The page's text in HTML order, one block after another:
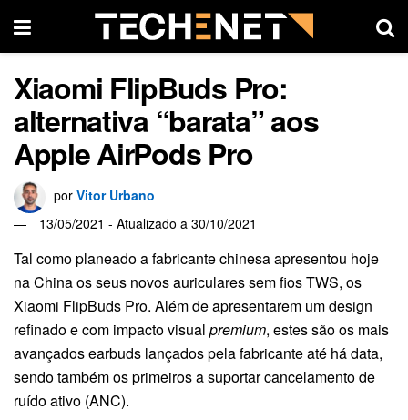
Xiaomi FlipBuds Pro:
alternativa “barata” aos
Apple AirPods Pro
por Vitor Urbano
13/05/2021 - Atualizado a 30/10/2021
Tal como planeado a fabricante chinesa apresentou hoje
na China os seus novos auriculares sem fios TWS, os
Xiaomi FlipBuds Pro. Além de apresentarem um design
refinado e com impacto visual premium, estes são os mais
avançados earbuds lançados pela fabricante até há data,
sendo também os primeiros a suportar cancelamento de
ruído ativo (ANC).